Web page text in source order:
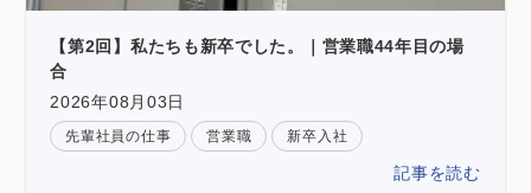
【第2回】私たちも新卒でした。｜営業職44年目の場
合
2026年08月03日
先輩社員の仕事 営業職 新卒入社
記事を読む